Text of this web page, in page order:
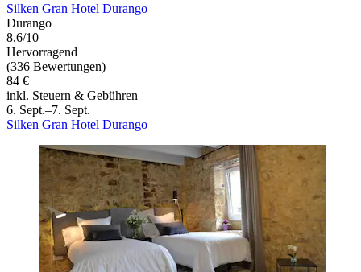
Silken Gran Hotel Durango
Durango
8,6/10
Hervorragend
(336 Bewertungen)
84 €
inkl. Steuern & Gebühren
6. Sept.–7. Sept.
Silken Gran Hotel Durango